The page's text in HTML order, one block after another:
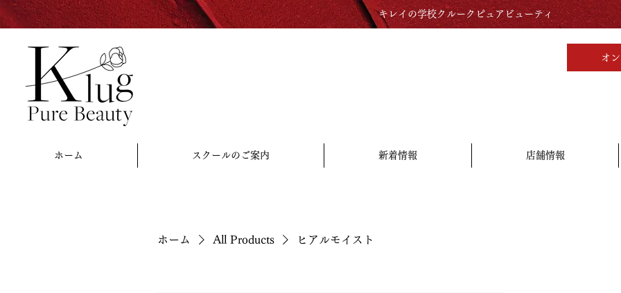
キレイの学校クルークピュアビューティ
オ
ホーム スクールのご案内 新着情報 店舗情報
ホーム All Products ヒアルモイスト